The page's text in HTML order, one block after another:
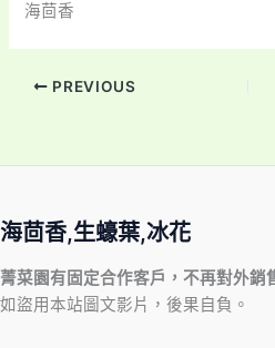
海茴香
PREVIOUS
海茴香,生蠔葉,冰花
菁菜園有固定合作客戶，不再對外銷
如盜用本站圖文影片，後果自負。